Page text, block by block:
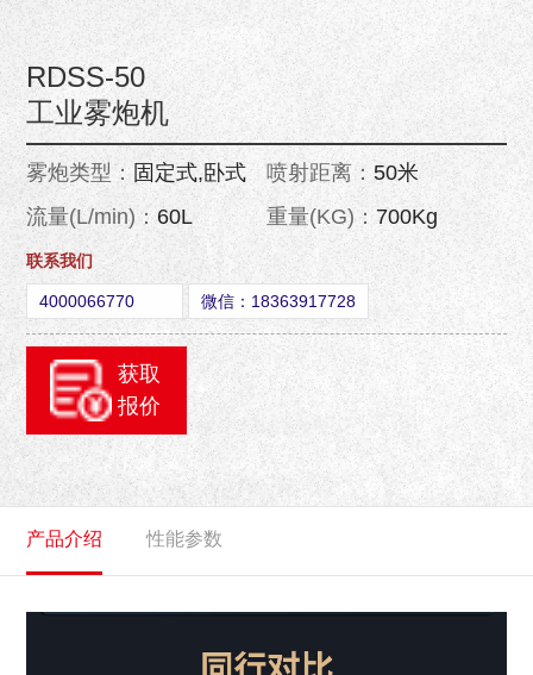
RDSS-50
工业雾炮机
雾炮类型： 固定式,卧式 喷射距离：50米
流量(L/min)：60L 重量(KG)： 700Kg
联系我们
4000066770 微信：18363917728
获取
报价
产品介绍 性能参数